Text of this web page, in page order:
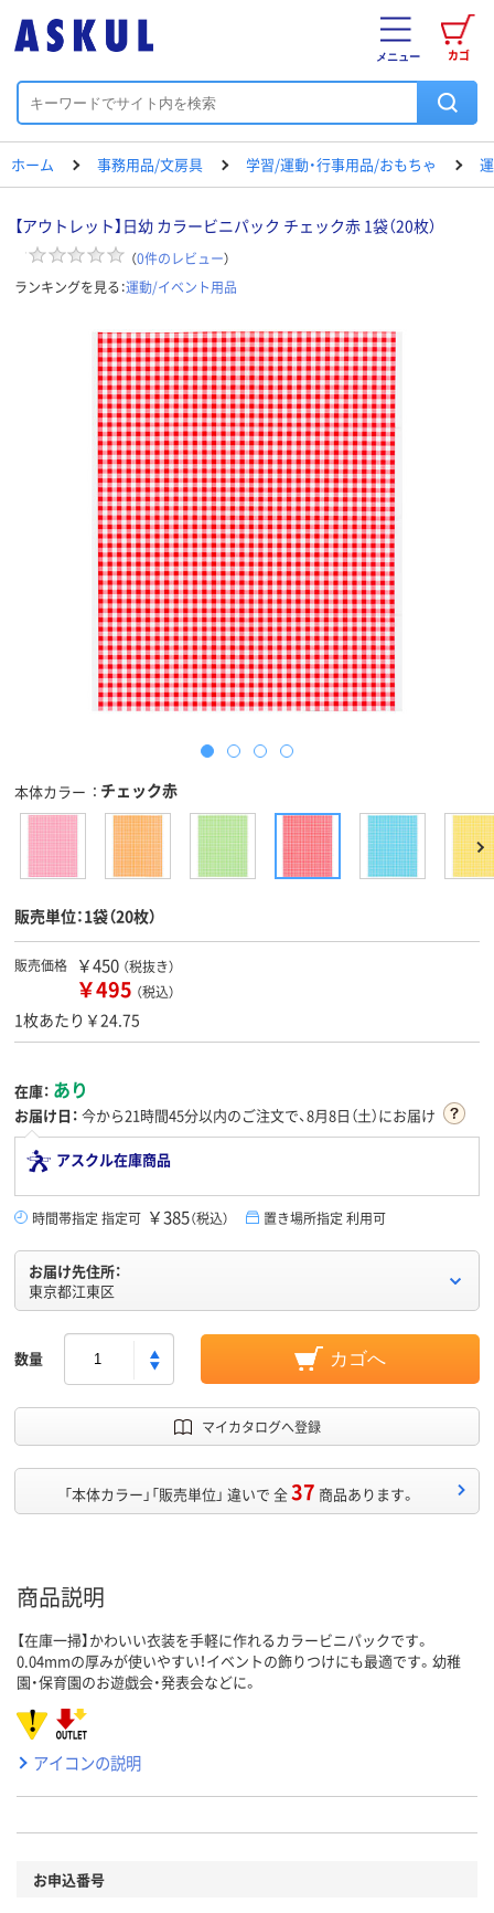
カゴ
メニュー
ホーム 事務用品/文房具 学習/運動・行事用品/おもちゃ
【アウトレット】日幼 カラービニパック チェック赤 1袋（20枚）
（0件のレビュー）
ランキングを見る：運動/イベント用品
本体カラー チェック赤
販売単位：1袋（20枚）
販売価格 ￥450 （税抜き）
￥495 （税込）
1枚あたり￥24.75
在庫： あり
お届け日： 今から21時間45分以内のご注文で、8月8日（土）にお届け
アスクル在庫商品
時間帯指定 指定可 ￥385（税込） 置き場所指定 利用可
お届け先住所：
東京都江東区
数量 カゴへ
マイカタログへ登録
「本体カラー」「販売単位」 違いで 全37 商品あります。
商品説明
【在庫一掃】かわいい衣装を手軽に作れるカラービニパックです。
0.04mmの厚みが使いやすい！イベントの飾りつけにも最適です。幼稚
園・保育園のお遊戯会・発表会などに。
アイコンの説明
お申込番号